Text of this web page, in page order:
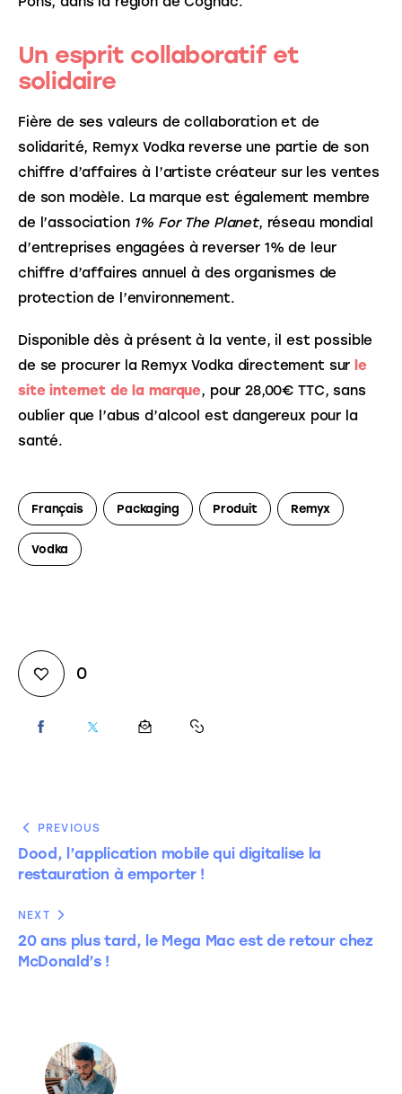
Un esprit collaboratif et
solidaire
Fière de ses valeurs de collaboration et de
solidarité, Remyx Vodka reverse une partie de son
chiffre d’affaires à l’artiste créateur sur les ventes
de son modèle. La marque est également membre
de l’association 1% For The Planet, réseau mondial
d’entreprises engagées à reverser 1% de leur
chiffre d’affaires annuel à des organismes de
protection de l’environnement.
Disponible dès à présent à la vente, il est possible
de se procurer la Remyx Vodka directement sur le
site internet de la marque, pour 28,00€ TTC, sans
oublier que l’abus d’alcool est dangereux pour la
santé.
Français Packaging Produit Remyx
Vodka
0
PREVIOUS
Dood, l’application mobile qui digitalise la
restauration à emporter !
NEXT
20 ans plus tard, le Mega Mac est de retour chez
McDonald’s !